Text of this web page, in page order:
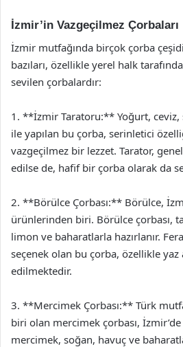
İzmir’in Vazgeçilmez Çorbaları
İzmir mutfağında birçok çorba
bazıları, özellikle yerel halk
sevilen çorbalardır:
1. **İzmir Taratoru:** Yoğurt, ceviz,
ile yapılan bu çorba, serinletici
vazgeçilmez bir lezzet. Tarator,
edilse de, hafif bir çorba olarak da
2. **Börülce Çorbası:** Börülce,
ürünlerinden biri. Börülce çorbası,
limon ve baharatlarla hazırlanır.
seçenek olan bu çorba, özellikle yaz
edilmektedir.
3. **Mercimek Çorbası:** Türk
biri olan mercimek çorbası, İzmir’de
mercimek, soğan, havuç ve